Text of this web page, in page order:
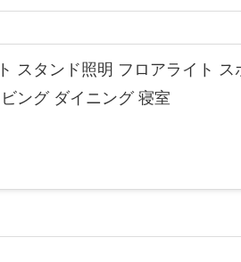
スタンド照明 フロアライト
ング ダイニング 寝室